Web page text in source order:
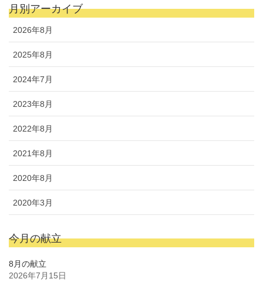
月別アーカイブ
2026年8月
2025年8月
2024年7月
2023年8月
2022年8月
2021年8月
2020年8月
2020年3月
今月の献立
8月の献立
2026年7月15日